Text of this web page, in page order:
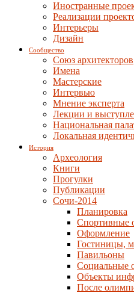
Иностранные
Реализации
Интерьеры
Дизайн
Сообщество
Союз архитекторов
Имена
Мастерские
Интервью
Мнение эксперта
Лекции и
Национальная
Локальная
История
Археология
Книги
Прогулки
Публикации
Сочи-2014
Планировка
Спортивные
Оформление
Гостиницы,
Павильоны
Социальные
Объекты
После